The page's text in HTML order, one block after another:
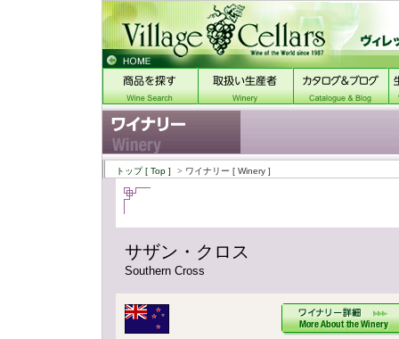
トップ[ Top ] > ワイナリー [ Winery ]
サザン・クロス
Southern Cross